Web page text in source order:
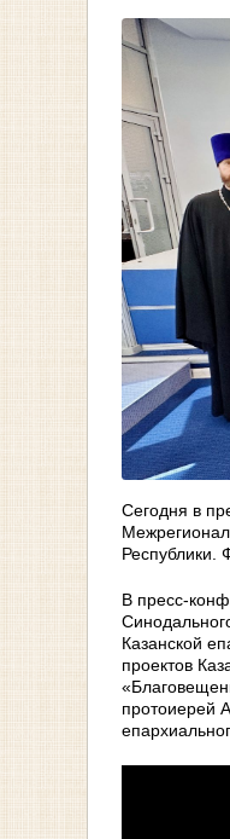
Сегодня в
Республики.
В пресс-
Казанской
проектов
протоиерей